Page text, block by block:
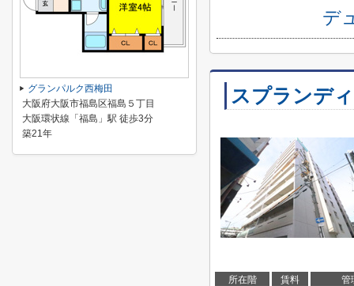
デ
スプランデ
所在階 賃料 管
グランパルク西梅田
大阪府大阪市福島区福島５丁目
大阪環状線「福島」駅 徒歩3分
築21年